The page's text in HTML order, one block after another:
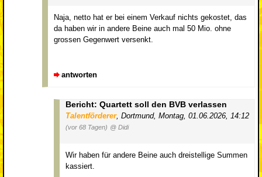
Naja, netto hat er bei einem Verkauf nichts gekostet, das
da haben wir in andere Beine auch mal 50 Mio. ohne
grossen Gegenwert versenkt.
antworten
Bericht: Quartett soll den BVB verlassen
Talentförderer, Dortmund, Montag, 01.06.2026, 14:12
(vor 68 Tagen) @ Didi
Wir haben für andere Beine auch dreistellige Summen
kassiert.